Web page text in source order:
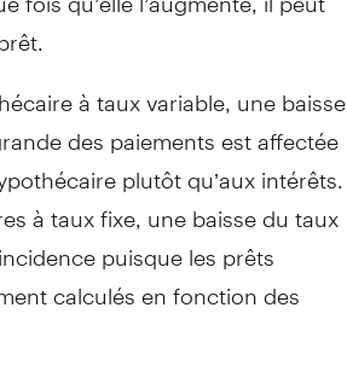
à taux variable, une baisse
des paiements est affectée
plutôt qu’aux intérêts.
à taux fixe, une baisse du taux
puisque les prêts
calculés en fonction des